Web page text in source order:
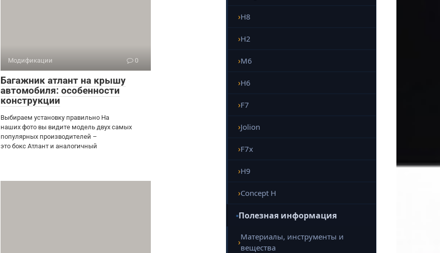
Модификации 0
Багажник атлант на крышу
автомобиля: особенности
конструкции
Выбираем установку правильно На
наших фото вы видите модель двух самых
популярных производителей –
это бокс Атлант и аналогичный
H8
H2
M6
H6
F7
Jolion
F7x
H9
Concept H
Полезная информация
Материалы, инструменты и
вещества